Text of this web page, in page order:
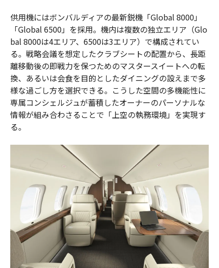
供用機にはボンバルディアの最新鋭機「Global 8000」
「Global 6500」を採用。機内は複数の独立エリア（Glo
bal 8000は4エリア、6500は3エリア）で構成されてい
る。戦略会議を想定したクラブシートの配置から、長距
離移動後の即戦力を保つためのマスタースイートへの転
換、あるいは会食を目的としたダイニングの設えまで多
様な過ごし方を選択できる。こうした空間の多機能性に
専属コンシェルジュが蓄積したオーナーのパーソナルな
情報が組み合わさることで「上空の執務環境」を実現す
る。